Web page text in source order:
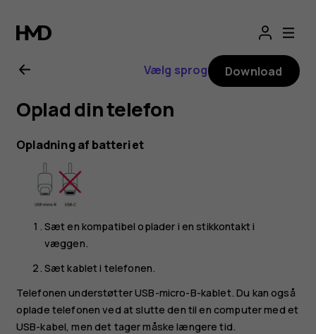
Brugervejledning
til
Nokia
2.1
Vælg sprog Download
Oplad din telefon
Opladning af batteriet
Sæt en kompatibel oplader i en stikkontakt i
væggen.
Sæt kablet i telefonen.
Telefonen understøtter USB-micro-B-kablet. Du kan også
oplade telefonen ved at slutte den til en computer med et
USB-kabel, men det tager måske længere tid.